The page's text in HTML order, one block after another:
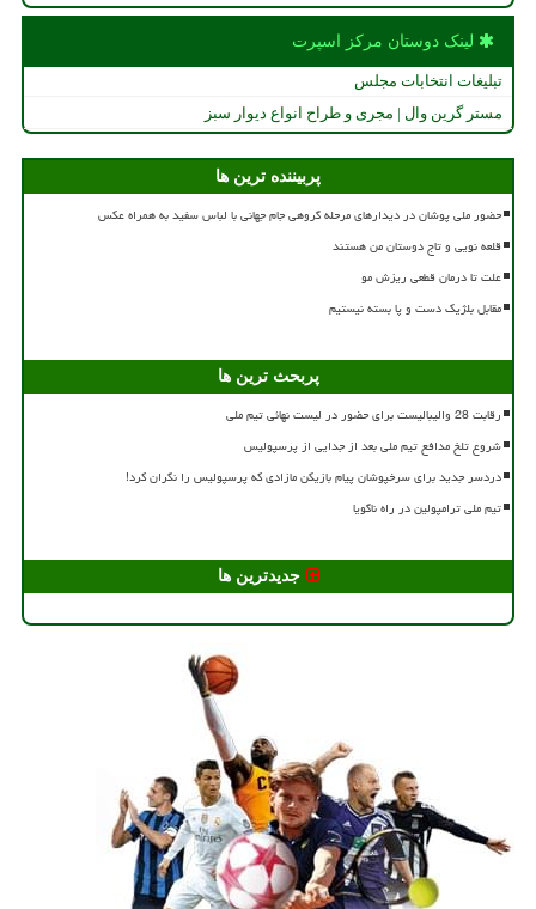
لینک دوستان مركز اسپرت
تبلیغات انتخابات مجلس
مستر گرین وال | مجری و طراح انواع دیوار سبز
پربیننده ترین ها
حضور ملی پوشان در دیدارهای مرحله گروهی جام جهانی با لباس سفید به همراه عکس
قلعه نویی و تاج دوستان من هستند
علت تا درمان قطعی ریزش مو
مقابل بلژیک دست و پا بسته نیستیم
پربحث ترین ها
رقابت 28 والیبالیست برای حضور در لیست نهائی تیم ملی
شروع تلخ مدافع تیم ملی بعد از جدایی از پرسپولیس
دردسر جدید برای سرخپوشان پیام بازیکن مازادی که پرسپولیس را نگران کرد!
تیم ملی ترامپولین در راه ناگویا
جدیدترین ها